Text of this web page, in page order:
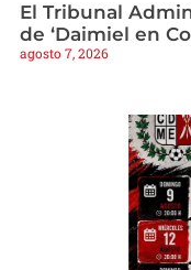
El Tribunal
de ‘Daimiel en
agosto 7, 2026